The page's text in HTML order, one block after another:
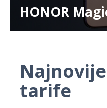
HONOR
tarife